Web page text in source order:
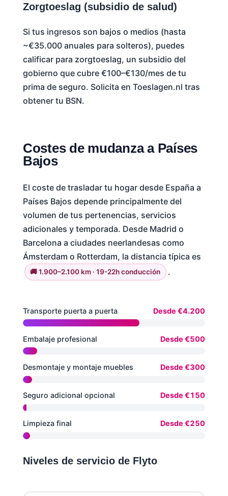
Zorgtoeslag (subsidio de salud)
Si tus ingresos son bajos o medios (hasta
~€35.000 anuales para solteros), puedes
calificar para zorgtoeslag, un subsidio del
gobierno que cubre €100–€130/mes de tu
prima de seguro. Solicita en Toeslagen.nl tras
obtener tu BSN.
Costes de mudanza a Países
Bajos
El coste de trasladar tu hogar desde España a
Países Bajos depende principalmente del
volumen de tus pertenencias, servicios
adicionales y temporada. Desde Madrid o
Barcelona a ciudades neerlandesas como
Ámsterdam o Rotterdam, la distancia típica es
🚚 1.900–2.100 km · 19-22h conducción .
Transporte puerta a puerta Desde €4.200
Embalaje profesional Desde €500
Desmontaje y montaje muebles Desde €300
Seguro adicional opcional Desde €150
Limpieza final Desde €250
Niveles de servicio de Flyto